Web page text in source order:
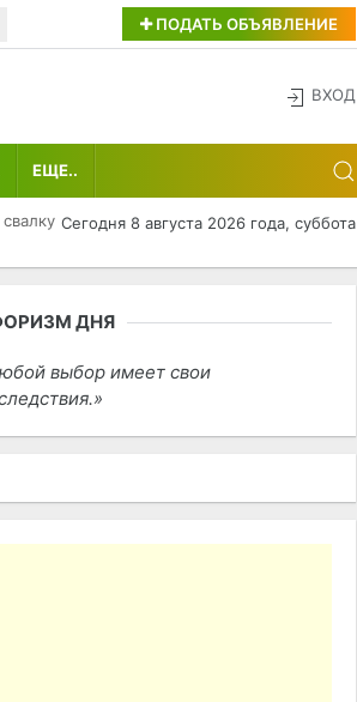
ПОДАТЬ ОБЪЯВЛЕНИЕ
ВХОД
ЕЩЕ..
Сегодня 8 августа 2026 года, суббота
ДНЯ
выбор имеет свои